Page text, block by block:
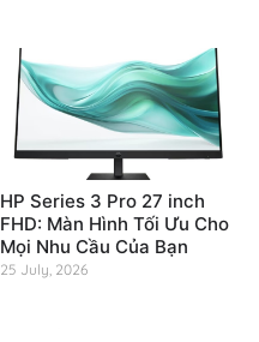
HP Series 3 Pro 27 inch
FHD: Màn Hình Tối Ưu Cho
Mọi Nhu Cầu Của Bạn
25 July, 2026